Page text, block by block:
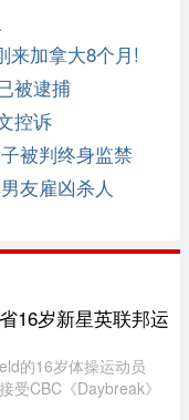
来加拿大8个月!
被逮捕
控诉
被判终身监禁
友雇凶杀人
16岁新星英联邦运
的16岁体操运动员
受CBC《Daybreak》